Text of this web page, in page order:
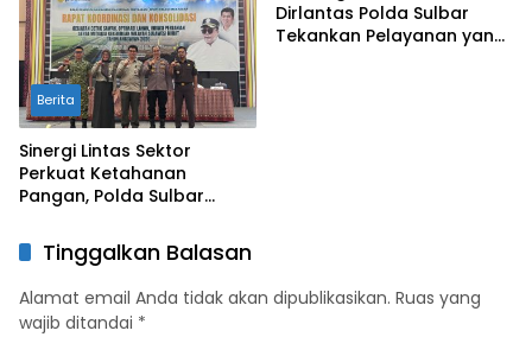
Berita
Sinergi Lintas Sektor
Perkuat Ketahanan
Pangan, Polda Sulbar
Sawah dan Mitigasi
Kekeringan
Dirlantas Polda Sulbar
Tekankan Pelayanan yang
Tinggalkan Balasan
Alamat email Anda tidak akan dipublikasikan. Ruas yang
wajib ditandai *